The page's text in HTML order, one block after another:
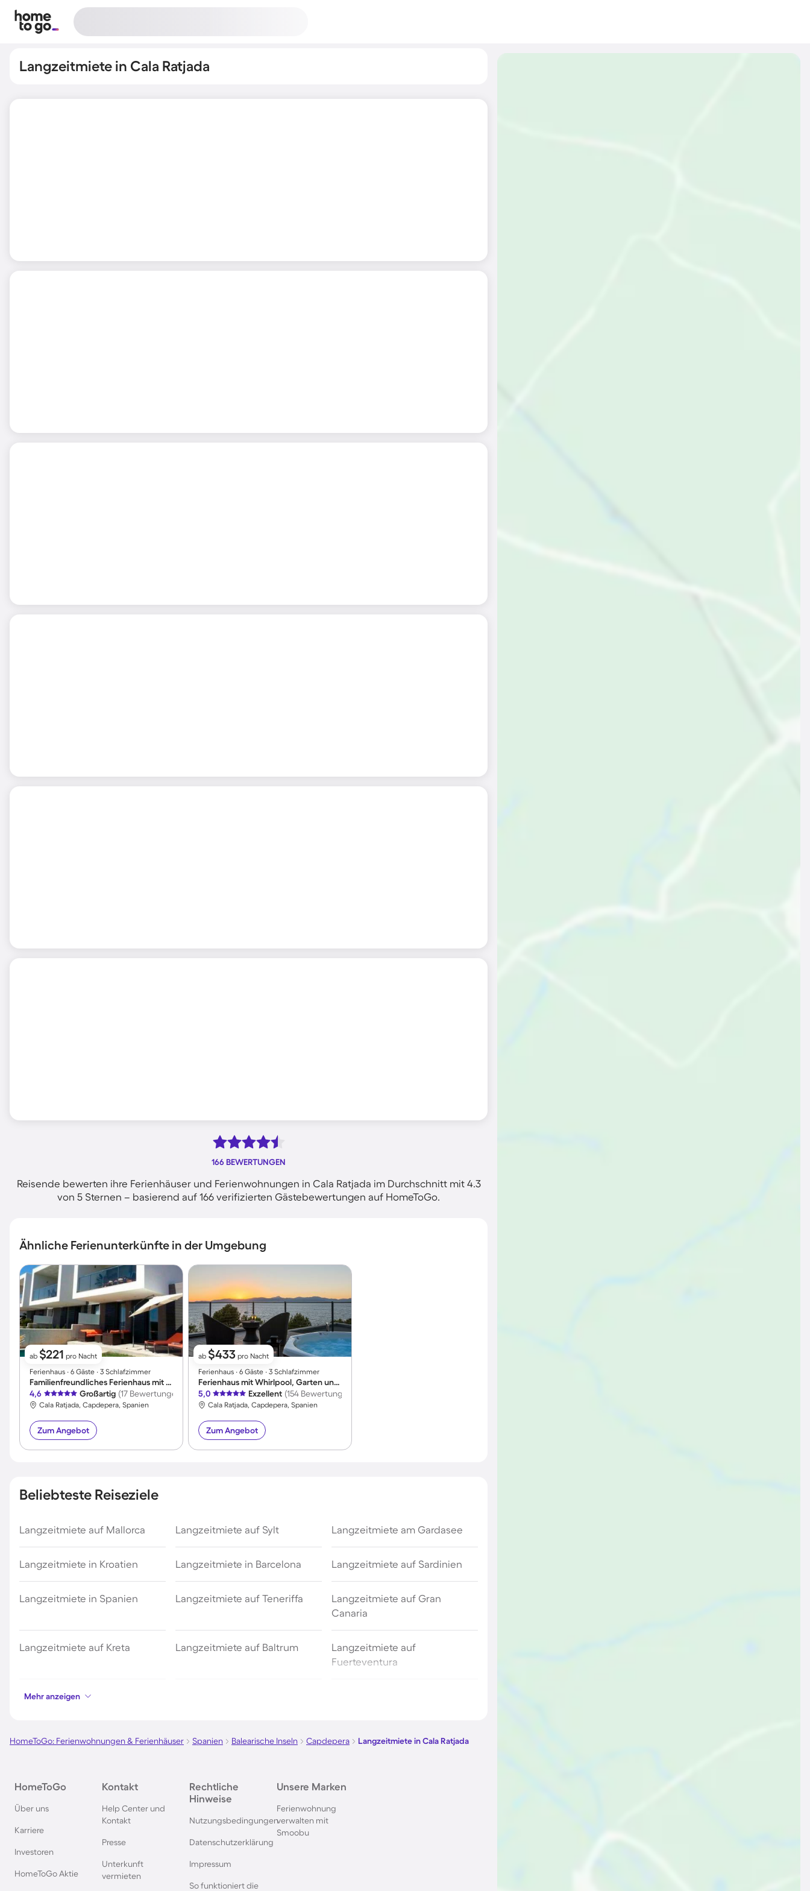
Langzeitmiete in Cala Ratjada
166 BEWERTUNGEN
Reisende bewerten ihre Ferienhäuser und Ferienwohnungen in Cala Ratjada im Durchschnitt mit 4.3
von 5 Sternen – basierend auf 166 verifizierten Gästebewertungen auf HomeToGo.
Ähnliche Ferienunterkünfte in der Umgebung
ab $221 pro Nacht
Ferienhaus ∙ 6 Gäste ∙ 3 Schlafzimmer
Familienfreundliches Ferienhaus mit Pool, Terrasse und Garten | Bergblick
4,6
Großartig (17 Bewertungen)
Cala Ratjada, Capdepera, Spanien
Zum Angebot
ab $433 pro Nacht
Ferienhaus ∙ 6 Gäste ∙ 3 Schlafzimmer
Ferienhaus mit Whirlpool, Garten und privatem Pool | Panoramablick
5,0
Exzellent (154 Bewertungen)
Cala Ratjada, Capdepera, Spanien
Zum Angebot
Beliebteste Reiseziele
Langzeitmiete auf Mallorca Langzeitmiete auf Sylt Langzeitmiete am Gardasee
Langzeitmiete in Kroatien Langzeitmiete in Barcelona Langzeitmiete auf Sardinien
Langzeitmiete in Spanien Langzeitmiete auf Teneriffa
Langzeitmiete auf Gran
Canaria
Langzeitmiete auf Kreta Langzeitmiete auf Baltrum
Langzeitmiete auf
Fuerteventura
Langzeitmiete in Griechenland
Brava
Langzeitmiete in Andalusien Langzeitmiete in Thailand Langzeitmiete auf Mauritius
Langzeitmiete in der Türkei Langzeitmiete in Florida
Mehr anzeigen
HomeToGo: Ferienwohnungen & Ferienhäuser Spanien Balearische Inseln Capdepera Langzeitmiete in Cala Ratjada
HomeToGo
Über uns
Karriere
Investoren
HomeToGo Aktie
Kontakt
Help Center und
Kontakt
Presse
Unterkunft
vermieten
Rechtliche
Hinweise
Nutzungsbedingungen
Datenschutzerklärung
Impressum
So funktioniert die
Unsere Marken
Ferienwohnung
verwalten mit
Smoobu